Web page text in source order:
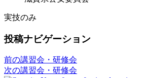
実技のみ
投稿ナビゲーション
前の講習会・研修会
次の講習会・研修会